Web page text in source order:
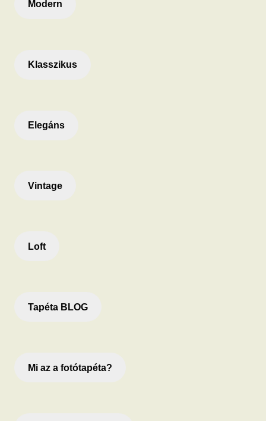
Modern
Klasszikus
Elegáns
Vintage
Loft
Tapéta BLOG
Mi az a fotótapéta?